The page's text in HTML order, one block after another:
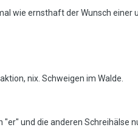
wie ernsthaft der Wunsch einer
nix. Schweigen im Walde.
"er" und die anderen Schreihälse